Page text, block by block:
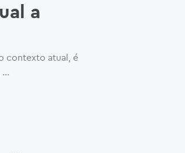
a
contexto atual, é
…